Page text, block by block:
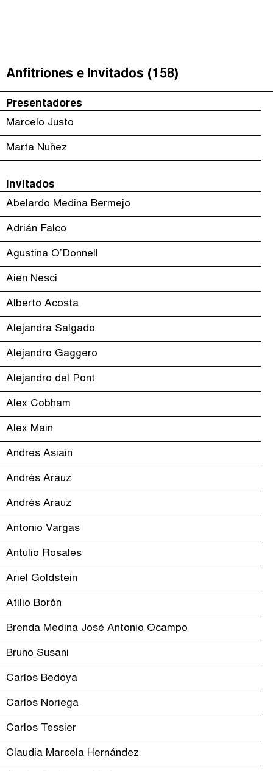
الجباية ببساطة
É Da Sua Conta
Impôts et Justice Sociale
The Corruption Diaries
Unequal India Decoded
Anfitriones e Invitados (158)
Jerga
Buscar
Anfitriones e Invitados (158)
Presentadores
Marcelo Justo
Marta Nuñez
Invitados
Abelardo Medina Bermejo
Adrián Falco
Agustina O’Donnell
Aien Nesci
Alberto Acosta
Alejandra Salgado
Alejandro Gaggero
Alejandro del Pont
Alex Cobham
Alex Main
Andres Asiain
Andrés Arauz
Andrés Arauz
Antonio Vargas
Antulio Rosales
Ariel Goldstein
Atilio Borón
Brenda Medina José Antonio Ocampo
Bruno Susani
Carlos Bedoya
Carlos Noriega
Carlos Tessier
Claudia Marcela Hernández